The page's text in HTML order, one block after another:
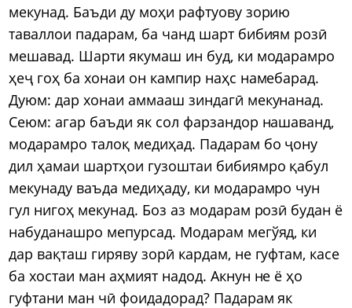
мекунад. Баъди ду моҳи рафтуову зорию
таваллои падарам, ба чанд шарт бибиям розӣ
мешавад. Шарти якумаш ин буд, ки модарамро
ҳеҷ гоҳ ба хонаи он кампир наҳс намебарад.
Дуюм: дар хонаи аммааш зиндагӣ мекунанад.
Сеюм: агар баъди як сол фарзандор нашаванд,
модарамро талоқ медиҳад. Падарам бо ҷону
дил ҳамаи шартҳои гузоштаи бибиямро қабул
мекунаду ваъда медиҳаду, ки модарамро чун
гул нигоҳ мекунад. Боз аз модарам розӣ будан ё
набуданашро мепурсад. Модарам мегўяд, ки
дар вақташ гиряву зорӣ кардам, не гуфтам, касе
ба хостаи ман аҳмият надод. Акнун не ё ҳо
гуфтани ман чӣ фоидадорад? Падарам як